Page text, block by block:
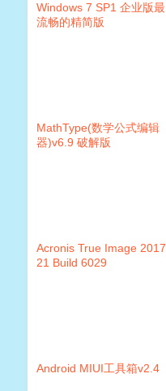
Windows 7 SP1 企业版最
流畅的精简版
MathType(数学公式编辑
器)v6.9 破解版
Acronis True Image 2017
21 Build 6029
Android MIUI工具箱v2.4